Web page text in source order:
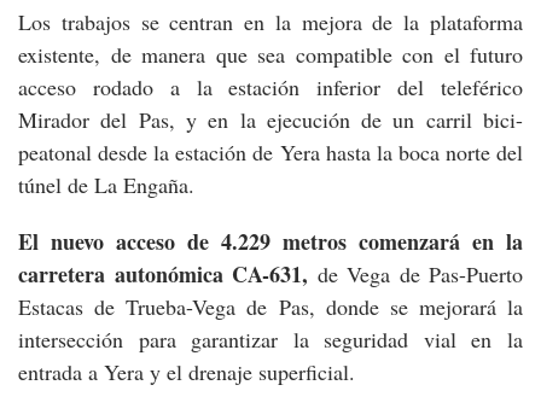
Los trabajos se centran en la mejora de la plataforma
existente, de manera que sea compatible con el futuro
acceso rodado a la estación inferior del teleférico
Mirador del Pas, y en la ejecución de un carril bici-
peatonal desde la estación de Yera hasta la boca norte del
túnel de La Engaña.
El nuevo acceso de 4.229 metros comenzará en la
carretera autonómica CA-631, de Vega de Pas-Puerto
Estacas de Trueba-Vega de Pas, donde se mejorará la
intersección para garantizar la seguridad vial en la
entrada a Yera y el drenaje superficial.